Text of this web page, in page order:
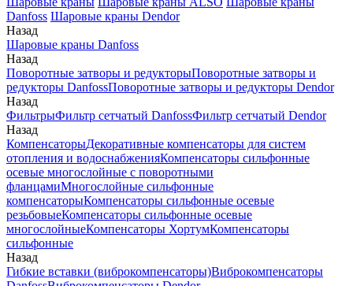
Danfoss Шаровые краны Dendor
Назад
Шаровые краны Danfoss
Назад
Поворотные затворы и редукторыПоворотные затворы и
редукторы DanfossПоворотные затворы и редукторы Dendor
Назад
ФильтрыФильтр сетчатый DanfossФильтр сетчатый Dendor
Назад
КомпенсаторыДекоративные компенсаторы для систем
отопления и водоснабженияКомпенсаторы сильфонные
осевые многослойные с поворотными
фланцамиМногослойные сильфонные
компенсаторыКомпенсаторы сильфонные осевые
резьбовыеКомпенсаторы сильфонные осевые
многослойныеКомпенсаторы ХортумКомпенсаторы
сильфонные
Назад
Гибкие вставки (виброкомпенсаторы)Виброкомпенсаторы